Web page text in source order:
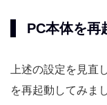
PC本体を再
上述の設定を見直
を再起動してみま